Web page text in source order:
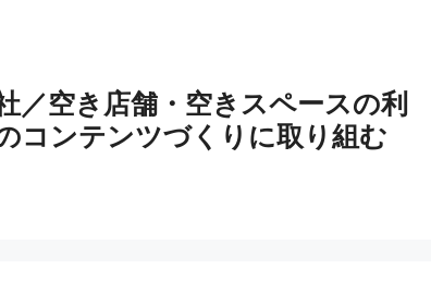
／空き店舗・空きスペースの利
コンテンツづくりに取り組む